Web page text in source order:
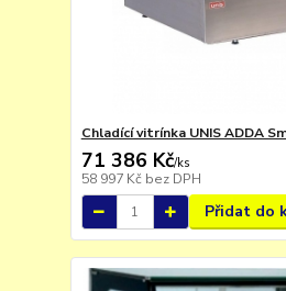
Chladící vitrínka UNIS ADDA
71 386 Kč/ks
58 997 Kč bez DPH
Přidat do